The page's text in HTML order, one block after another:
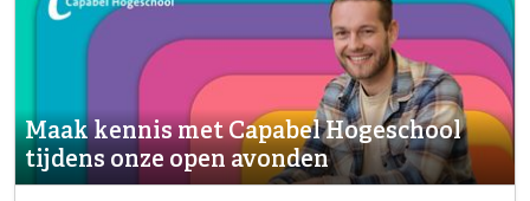
Maak kennis met Capabel Hogeschool
tijdens onze open avonden